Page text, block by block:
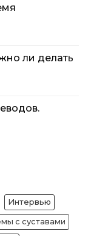
ли делать
Интервью
с суставами